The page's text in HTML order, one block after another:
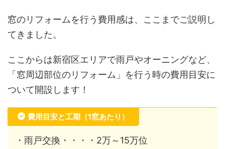
窓のリフォームを行う費用感は、ここまでご説明し
てきました。
ここからは新宿区エリアで雨戸やオーニングなど、
「窓周辺部位のリフォーム」を行う時の費用目安に
ついて開設します！
費用目安と工期（1窓あたり）
・雨戸交換・・・・2万～15万位